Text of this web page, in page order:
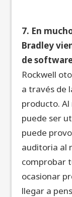
7. En
Bradley
de
Rockwell
a través de
producto.
puede ser
puede
auditoria al
comprobar
ocasionar
llegar a